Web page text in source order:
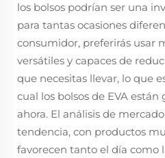
los bolsos podrían ser una
para tantas ocasiones
consumidor, preferirás usar
versátiles y capaces de
que necesitas llevar, lo que
cual los bolsos de EVA
ahora. El análisis de
tendencia, con productos
favorecen tanto el día como